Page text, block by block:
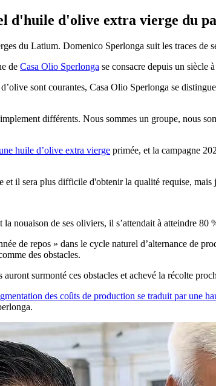
d'huile d'olive extra vierge du
du Latium. Domenico Sperlonga suit les traces de
de Casa Olio Sperlonga se consacre depuis un siècle
sont courantes, Casa Olio Sperlonga se
différents. Nous sommes un groupe, nous
huile d’olive extra vierge primée, et la campagne
il sera plus difficile d'obtenir la qualité requise,
nouaison de ses oliviers, il s’attendait à atteindre
de repos » dans le cycle naturel d’alternance de
des obstacles.
surmonté ces obstacles et achevé la récolte
des coûts de production se traduit par une